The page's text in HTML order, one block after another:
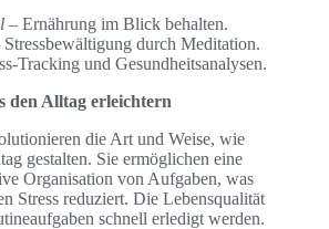
– Ernährung im Blick behalten.
Stressbewältigung durch Meditation.
Tracking und Gesundheitsanalysen.
den Alltag erleichtern
die Art und Weise, wie
gestalten. Sie ermöglichen eine
Organisation von Aufgaben, was
Stress reduziert. Die Lebensqualität
schnell erledigt werden.